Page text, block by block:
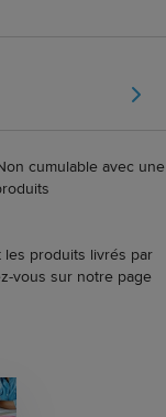
cumulable avec une
produits livrés par
vous sur notre page